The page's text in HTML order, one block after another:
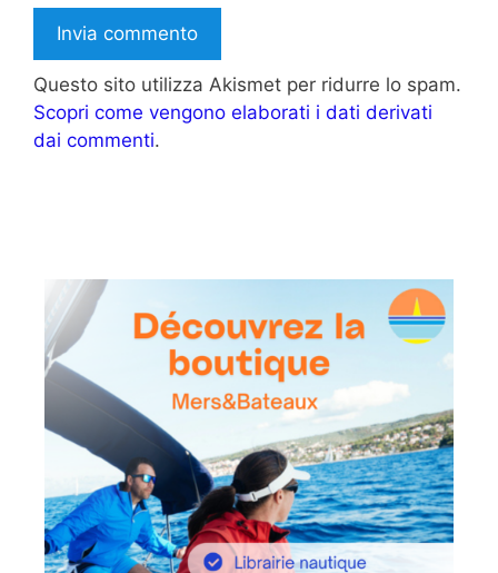
Questo sito utilizza Akismet per ridurre lo spam.
Scopri come vengono elaborati i dati derivati
dai commenti.